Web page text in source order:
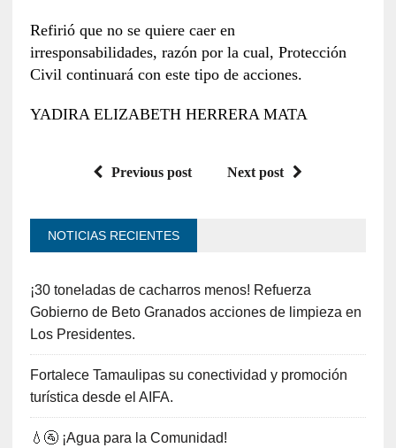
Refirió que no se quiere caer en
irresponsabilidades, razón por la cual, Protección
Civil continuará con este tipo de acciones.
YADIRA ELIZABETH HERRERA MATA
Previous post Next post
NOTICIAS RECIENTES
¡30 toneladas de cacharros menos! Refuerza
Gobierno de Beto Granados acciones de limpieza en
Los Presidentes.
Fortalece Tamaulipas su conectividad y promoción
turística desde el AIFA.
💧🚰 ¡Agua para la Comunidad!